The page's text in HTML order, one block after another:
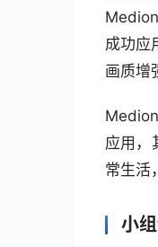
成功应
画质增
应用，
常生活
小